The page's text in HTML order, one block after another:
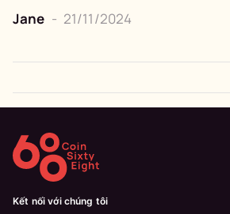
Jane - 21/11/2024
Kết nối với chúng tôi